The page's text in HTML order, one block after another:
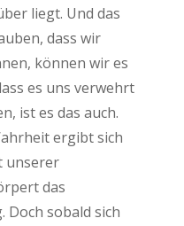
liegt. Und das
dass wir
können wir es
es uns verwehrt
ist es das auch.
ergibt sich
unserer
das
Doch sobald sich